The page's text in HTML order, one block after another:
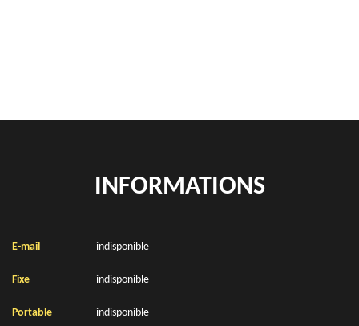
INFORMATIONS
E-mail indisponible
Fixe indisponible
Portable indisponible